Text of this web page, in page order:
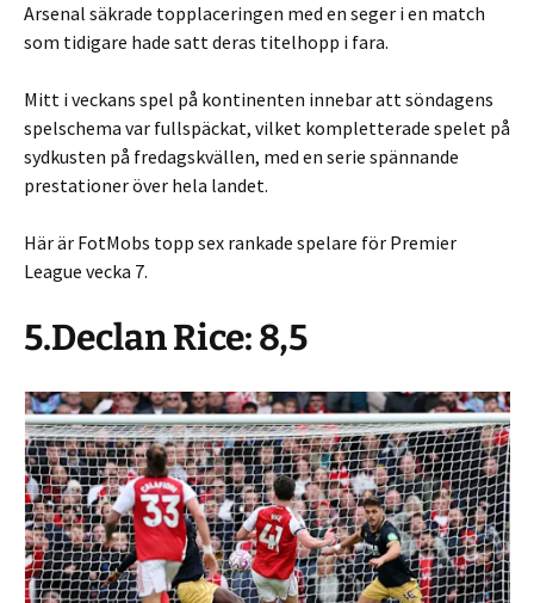
Arsenal säkrade topplaceringen med en seger i en match
som tidigare hade satt deras titelhopp i fara.
Mitt i veckans spel på kontinenten innebar att söndagens
spelschema var fullspäckat, vilket kompletterade spelet på
sydkusten på fredagskvällen, med en serie spännande
prestationer över hela landet.
Här är FotMobs topp sex rankade spelare för Premier
League vecka 7.
5.Declan Rice: 8,5